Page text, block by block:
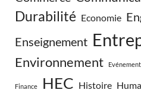
Durabilité Economie
Enseignement
Environnement
Finance HEC Histoire